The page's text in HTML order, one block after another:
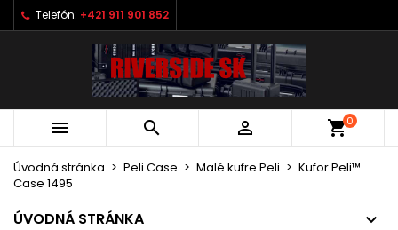
Telefón: +421 911 901 852
   shopping_cart0
Úvodná stránka Peli Case Malé kufre Peli
Kufor Peli™
Case 1495
ÚVODNÁ STRÁNKA